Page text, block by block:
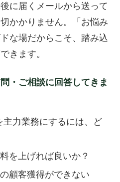
に届くメールから送って
かかりません。「お悩み
な場だからこそ、踏み込
きます。
・ご相談に回答してきま
力業務にするには、ど
を上げれば良いか？
顧客獲得ができない